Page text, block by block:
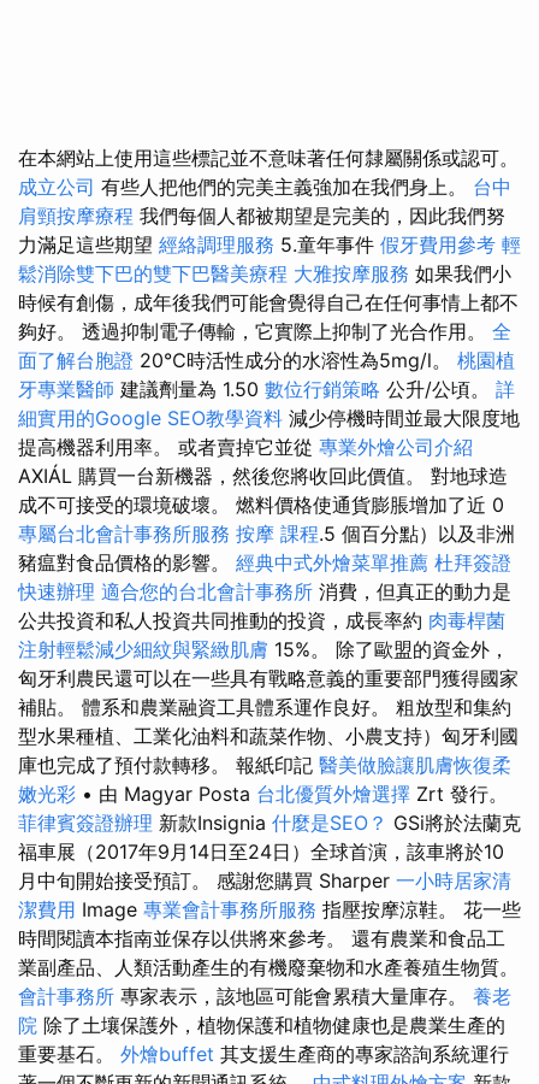
在本網站上使用這些標記並不意味著任何隸屬關係或認可。
成立公司 有些人把他們的完美主義強加在我們身上。 台中
肩頸按摩療程 我們每個人都被期望是完美的，因此我們努
力滿足這些期望 經絡調理服務 5.童年事件 假牙費用參考 輕
鬆消除雙下巴的雙下巴醫美療程 大雅按摩服務 如果我們小
時候有創傷，成年後我們可能會覺得自己在任何事情上都不
夠好。 透過抑制電子傳輸，它實際上抑制了光合作用。 全
面了解台胞證 20℃時活性成分的水溶性為5mg/l。 桃園植
牙專業醫師 建議劑量為 1.50 數位行銷策略 公升/公頃。 詳
細實用的Google SEO教學資料 減少停機時間並最大限度地
提高機器利用率。 或者賣掉它並從 專業外燴公司介紹
AXIÁL 購買一台新機器，然後您將收回此價值。 對地球造
成不可接受的環境破壞。 燃料價格使通貨膨脹增加了近 0
專屬台北會計事務所服務 按摩 課程.5 個百分點）以及非洲
豬瘟對食品價格的影響。 經典中式外燴菜單推薦 杜拜簽證
快速辦理 適合您的台北會計事務所 消費，但真正的動力是
公共投資和私人投資共同推動的投資，成長率約 肉毒桿菌
注射輕鬆減少細紋與緊緻肌膚 15%。 除了歐盟的資金外，
匈牙利農民還可以在一些具有戰略意義的重要部門獲得國家
補貼。 體系和農業融資工具體系運作良好。 粗放型和集約
型水果種植、工業化油料和蔬菜作物、小農支持）匈牙利國
庫也完成了預付款轉移。 報紙印記 醫美做臉讓肌膚恢復柔
嫩光彩 • 由 Magyar Posta 台北優質外燴選擇 Zrt 發行。
菲律賓簽證辦理 新款Insignia 什麼是SEO？ GSi將於法蘭克
福車展（2017年9月14日至24日）全球首演，該車將於10
月中旬開始接受預訂。 感謝您購買 Sharper 一小時居家清
潔費用 Image 專業會計事務所服務 指壓按摩涼鞋。 花一些
時間閱讀本指南並保存以供將來參考。 還有農業和食品工
業副產品、人類活動產生的有機廢棄物和水產養殖生物質。
會計事務所 專家表示，該地區可能會累積大量庫存。 養老
院 除了土壤保護外，植物保護和植物健康也是農業生產的
重要基石。 外燴buffet 其支援生產商的專家諮詢系統運行